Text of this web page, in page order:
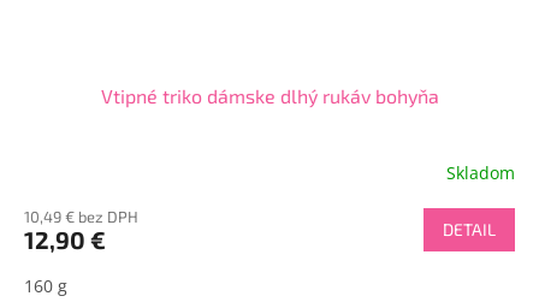
Vtipné triko dámske dlhý rukáv bohyňa
Skladom
10,49 € bez DPH
12,90 € DETAIL
160 g
Send